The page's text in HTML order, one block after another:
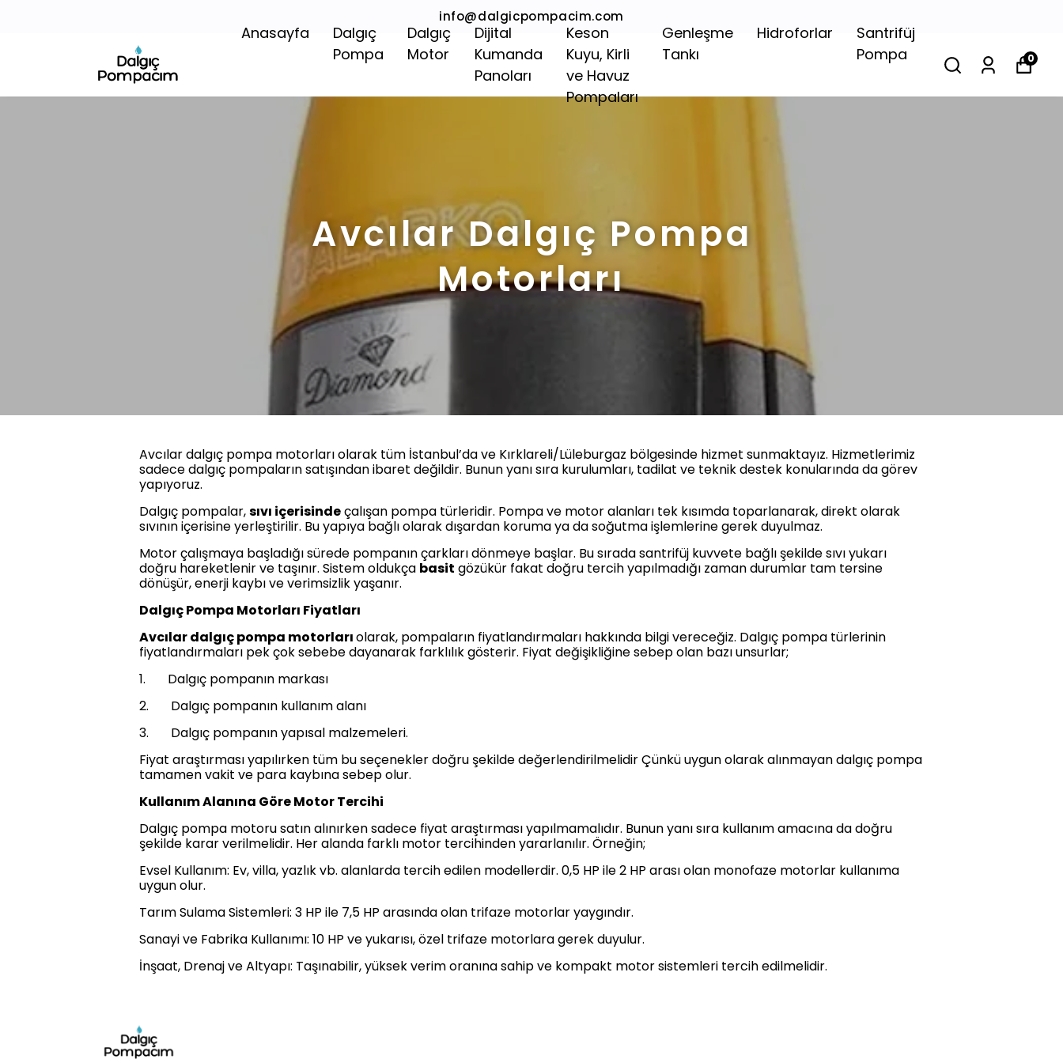
info@dalgicpompacim.com
Anasayfa
Dalgıç
Pompa
Dalgıç
Motor
Dijital
Kumanda
Panoları
Keson
Kuyu, Kirli
ve Havuz
Pompaları
Genleşme
Tankı
Hidroforlar
Santrifüj
Pompa
0
Avcılar Dalgıç Pompa
Motorları
Avcılar dalgıç pompa motorları olarak tüm İstanbul’da ve Kırklareli/Lüleburgaz bölgesinde hizmet sunmaktayız. Hizmetlerimiz
sadece dalgıç pompaların satışından ibaret değildir. Bunun yanı sıra kurulumları, tadilat ve teknik destek konularında da görev
yapıyoruz.
Dalgıç pompalar,sıvı içerisindeçalışan pompa türleridir. Pompa ve motor alanları tek kısımda toparlanarak, direkt olarak
sıvının içerisine yerleştirilir. Bu yapıya bağlı olarak dışardan koruma ya da soğutma işlemlerine gerek duyulmaz.
Motor çalışmaya başladığı sürede pompanın çarkları dönmeye başlar. Bu sırada santrifüj kuvvete bağlı şekilde sıvı yukarı
doğru hareketlenir ve taşınır. Sistem oldukça basit gözükür fakat doğru tercih yapılmadığı zaman durumlar tam tersine
dönüşür, enerji kaybı ve verimsizlik yaşanır.
Dalgıç Pompa Motorları Fiyatları
Avcılar dalgıç pompa motorlarıolarak, pompaların fiyatlandırmaları hakkında bilgi vereceğiz. Dalgıç pompa türlerinin
fiyatlandırmaları pek çok sebebe dayanarak farklılık gösterir. Fiyat değişikliğine sebep olan bazı unsurlar;
1. Dalgıç pompanın markası
2. Dalgıç pompanın kullanım alanı
3. Dalgıç pompanın yapısal malzemeleri.
Fiyat araştırması yapılırken tüm bu seçenekler doğru şekilde değerlendirilmelidir Çünkü uygun olarak alınmayan dalgıç pompa
tamamen vakit ve para kaybına sebep olur.
Kullanım Alanına Göre Motor Tercihi
Dalgıç pompa motoru satın alınırken sadece fiyat araştırması yapılmamalıdır. Bunun yanı sıra kullanım amacına da doğru
şekilde karar verilmelidir. Her alanda farklı motor tercihinden yararlanılır. Örneğin;
Evsel Kullanım: Ev, villa, yazlık vb. alanlarda tercih edilen modellerdir. 0,5 HP ile 2 HP arası olan monofaze motorlar kullanıma
uygun olur.
Tarım Sulama Sistemleri: 3 HP ile 7,5 HP arasında olan trifaze motorlar yaygındır.
Sanayi ve Fabrika Kullanımı: 10 HP ve yukarısı, özel trifaze motorlara gerek duyulur.
İnşaat, Drenaj ve Altyapı: Taşınabilir, yüksek verim oranına sahip ve kompakt motor sistemleri tercih edilmelidir.